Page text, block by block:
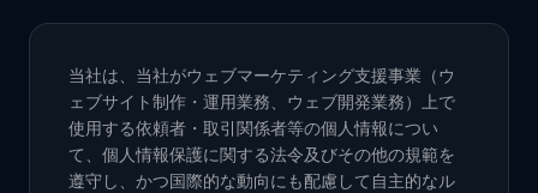
当社は、当社がウェブマーケティング支援事業（ウ
ェブサイト制作・運用業務、ウェブ開発業務）上で
使用する依頼者・取引関係者等の個人情報につい
て、個人情報保護に関する法令及びその他の規範を
遵守し、かつ国際的な動向にも配慮して自主的なル